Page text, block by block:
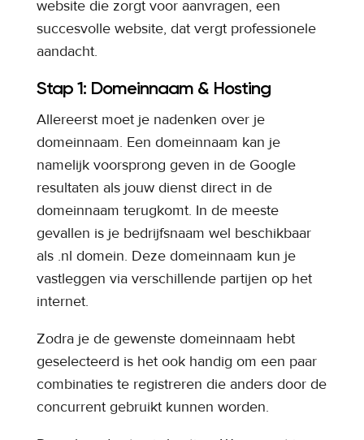
website die zorgt voor aanvragen, een
succesvolle website, dat vergt professionele
aandacht.
Stap 1: Domeinnaam & Hosting
Allereerst moet je nadenken over je
domeinnaam. Een domeinnaam kan je
namelijk voorsprong geven in de Google
resultaten als jouw dienst direct in de
domeinnaam terugkomt. In de meeste
gevallen is je bedrijfsnaam wel beschikbaar
als .nl domein. Deze domeinnaam kun je
vastleggen via verschillende partijen op het
internet.
Zodra je de gewenste domeinnaam hebt
geselecteerd is het ook handig om een paar
combinaties te registreren die anders door de
concurrent gebruikt kunnen worden.